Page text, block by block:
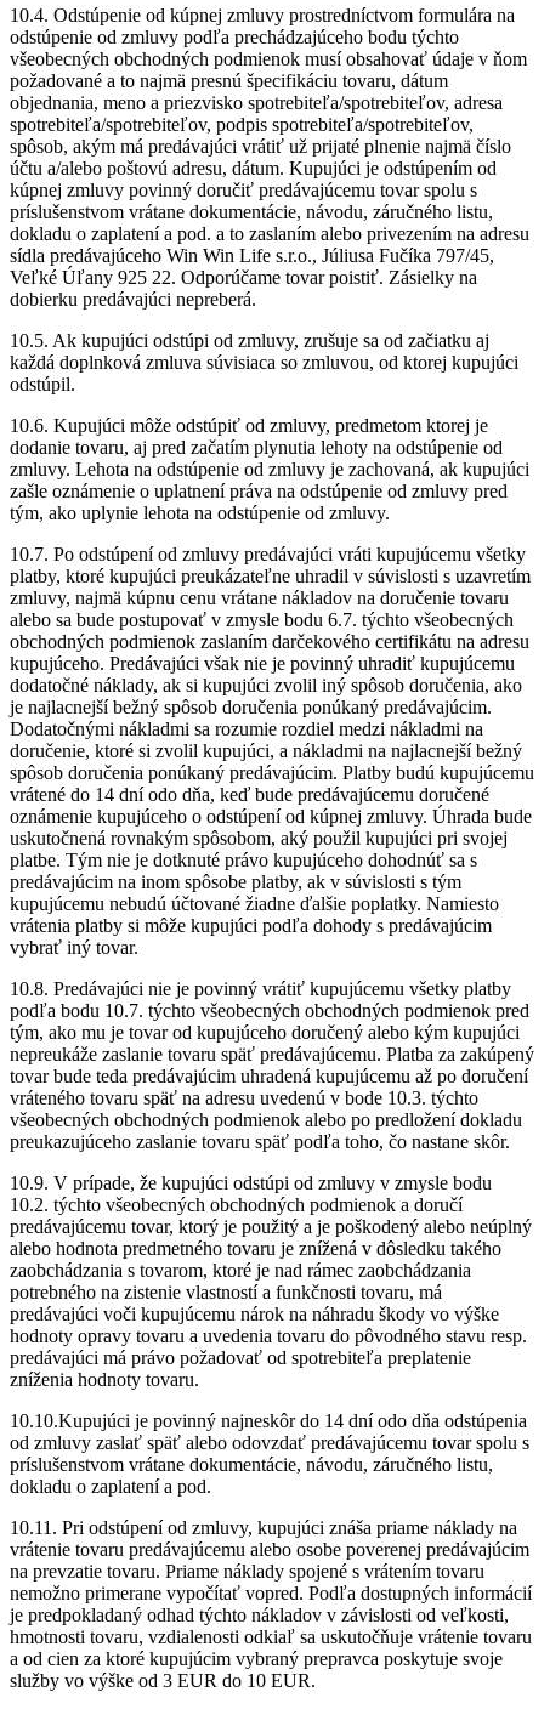
10.4. Odstúpenie od kúpnej zmluvy prostredníctvom formulára na
odstúpenie od zmluvy podľa prechádzajúceho bodu týchto
všeobecných obchodných podmienok musí obsahovať údaje v ňom
požadované a to najmä presnú špecifikáciu tovaru, dátum
objednania, meno a priezvisko spotrebiteľa/spotrebiteľov, adresa
spotrebiteľa/spotrebiteľov, podpis spotrebiteľa/spotrebiteľov,
spôsob, akým má predávajúci vrátiť už prijaté plnenie najmä číslo
účtu a/alebo poštovú adresu, dátum. Kupujúci je odstúpením od
kúpnej zmluvy povinný doručiť predávajúcemu tovar spolu s
príslušenstvom vrátane dokumentácie, návodu, záručného listu,
dokladu o zaplatení a pod. a to zaslaním alebo privezením na adresu
sídla predávajúceho Win Win Life s.r.o., Júliusa Fučíka 797/45,
Veľké Úľany 925 22. Odporúčame tovar poistiť. Zásielky na
dobierku predávajúci nepreberá.
10.5. Ak kupujúci odstúpi od zmluvy, zrušuje sa od začiatku aj
každá doplnková zmluva súvisiaca so zmluvou, od ktorej kupujúci
odstúpil.
10.6. Kupujúci môže odstúpiť od zmluvy, predmetom ktorej je
dodanie tovaru, aj pred začatím plynutia lehoty na odstúpenie od
zmluvy. Lehota na odstúpenie od zmluvy je zachovaná, ak kupujúci
zašle oznámenie o uplatnení práva na odstúpenie od zmluvy pred
tým, ako uplynie lehota na odstúpenie od zmluvy.
10.7. Po odstúpení od zmluvy predávajúci vráti kupujúcemu všetky
platby, ktoré kupujúci preukázateľne uhradil v súvislosti s uzavretím
zmluvy, najmä kúpnu cenu vrátane nákladov na doručenie tovaru
alebo sa bude postupovať v zmysle bodu 6.7. týchto všeobecných
obchodných podmienok zaslaním darčekového certifikátu na adresu
kupujúceho. Predávajúci však nie je povinný uhradiť kupujúcemu
dodatočné náklady, ak si kupujúci zvolil iný spôsob doručenia, ako
je najlacnejší bežný spôsob doručenia ponúkaný predávajúcim.
Dodatočnými nákladmi sa rozumie rozdiel medzi nákladmi na
doručenie, ktoré si zvolil kupujúci, a nákladmi na najlacnejší bežný
spôsob doručenia ponúkaný predávajúcim. Platby budú kupujúcemu
vrátené do 14 dní odo dňa, keď bude predávajúcemu doručené
oznámenie kupujúceho o odstúpení od kúpnej zmluvy. Úhrada bude
uskutočnená rovnakým spôsobom, aký použil kupujúci pri svojej
platbe. Tým nie je dotknuté právo kupujúceho dohodnúť sa s
predávajúcim na inom spôsobe platby, ak v súvislosti s tým
kupujúcemu nebudú účtované žiadne ďalšie poplatky. Namiesto
vrátenia platby si môže kupujúci podľa dohody s predávajúcim
vybrať iný tovar.
10.8. Predávajúci nie je povinný vrátiť kupujúcemu všetky platby
podľa bodu 10.7. týchto všeobecných obchodných podmienok pred
tým, ako mu je tovar od kupujúceho doručený alebo kým kupujúci
nepreukáže zaslanie tovaru späť predávajúcemu. Platba za zakúpený
tovar bude teda predávajúcim uhradená kupujúcemu až po doručení
vráteného tovaru späť na adresu uvedenú v bode 10.3. týchto
všeobecných obchodných podmienok alebo po predložení dokladu
preukazujúceho zaslanie tovaru späť podľa toho, čo nastane skôr.
10.9. V prípade, že kupujúci odstúpi od zmluvy v zmysle bodu
10.2. týchto všeobecných obchodných podmienok a doručí
predávajúcemu tovar, ktorý je použitý a je poškodený alebo neúplný
alebo hodnota predmetného tovaru je znížená v dôsledku takého
zaobchádzania s tovarom, ktoré je nad rámec zaobchádzania
potrebného na zistenie vlastností a funkčnosti tovaru, má
predávajúci voči kupujúcemu nárok na náhradu škody vo výške
hodnoty opravy tovaru a uvedenia tovaru do pôvodného stavu resp.
predávajúci má právo požadovať od spotrebiteľa preplatenie
zníženia hodnoty tovaru.
10.10.Kupujúci je povinný najneskôr do 14 dní odo dňa odstúpenia
od zmluvy zaslať späť alebo odovzdať predávajúcemu tovar spolu s
príslušenstvom vrátane dokumentácie, návodu, záručného listu,
dokladu o zaplatení a pod.
10.11. Pri odstúpení od zmluvy, kupujúci znáša priame náklady na
vrátenie tovaru predávajúcemu alebo osobe poverenej predávajúcim
na prevzatie tovaru. Priame náklady spojené s vrátením tovaru
nemožno primerane vypočítať vopred. Podľa dostupných informácií
je predpokladaný odhad týchto nákladov v závislosti od veľkosti,
hmotnosti tovaru, vzdialenosti odkiaľ sa uskutočňuje vrátenie tovaru
a od cien za ktoré kupujúcim vybraný prepravca poskytuje svoje
služby vo výške od 3 EUR do 10 EUR.